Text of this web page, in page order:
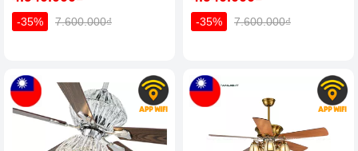
-35% 7.600.000₫ -35% 7.600.000₫